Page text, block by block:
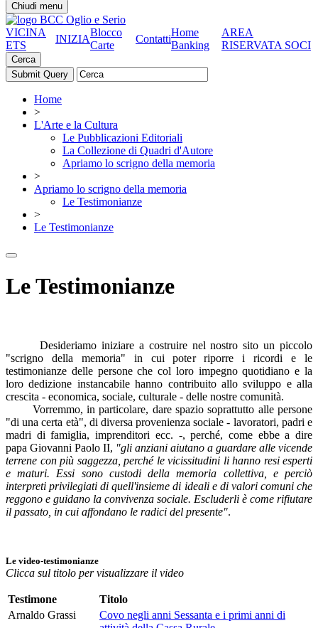
Chiudi menu
VICINA
ETS
INIZIA
Blocco
Carte
Contatti
Home
Banking
AREA
RISERVATA SOCI
Cerca
Home
>
L'Arte e la Cultura
Le Pubblicazioni Editoriali
La Collezione di Quadri d'Autore
Apriamo lo scrigno della memoria
>
Apriamo lo scrigno della memoria
Le Testimonianze
>
Le Testimonianze
Le Testimonianze
Desideriamo iniziare a costruire nel nostro sito un piccolo
"scrigno della memoria" in cui poter riporre i ricordi e le
testimonianze delle persone che col loro impegno quotidiano e la
loro dedizione instancabile hanno contribuito allo sviluppo e alla
crescita - economica, sociale, culturale - delle nostre comunità.
Vorremmo, in particolare, dare spazio soprattutto alle persone
"di una certa età", di diversa provenienza sociale - lavoratori, padri e
madri di famiglia, imprenditori ecc. -, perché, come ebbe a dire
papa Giovanni Paolo II, "gli anziani aiutano a guardare alle vicende
terrene con più saggezza, perché le vicissitudini li hanno resi esperti
e maturi. Essi sono custodi della memoria collettiva, e perciò
interpreti privilegiati di quell'insieme di ideali e di valori comuni che
reggono e guidano la convivenza sociale. Escluderli è come rifiutare
il passato, in cui affondano le radici del presente".
Le video-testimonianze
Clicca sul titolo per visualizzare il video
Testimone
Titolo
Arnaldo Grassi
Covo negli anni Sessanta e i primi anni di